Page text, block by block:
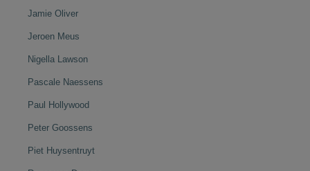
Jamie Oliver
Jeroen Meus
Nigella Lawson
Pascale Naessens
Paul Hollywood
Peter Goossens
Piet Huysentruyt